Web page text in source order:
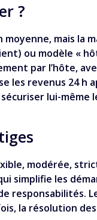
?
mais la
ou modèle «
par l’hôte,
revenus 24 h
lui-même
modérée,
simplifie les
la résolution